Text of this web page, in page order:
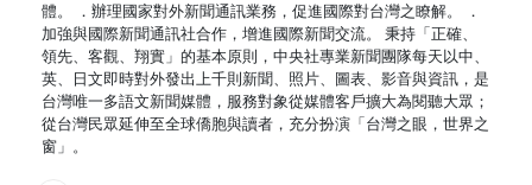
體。 ．辦理國家對外新聞通訊業務，促進國際對台灣之瞭解。 ．
加強與國際新聞通訊社合作，增進國際新聞交流。 秉持「正確、
領先、客觀、翔實」的基本原則，中央社專業新聞團隊每天以中、
英、日文即時對外發出上千則新聞、照片、圖表、影音與資訊，是
台灣唯一多語文新聞媒體，服務對象從媒體客戶擴大為閱聽大眾；
從台灣民眾延伸至全球僑胞與讀者，充分扮演「台灣之眼，世界之
窗」。